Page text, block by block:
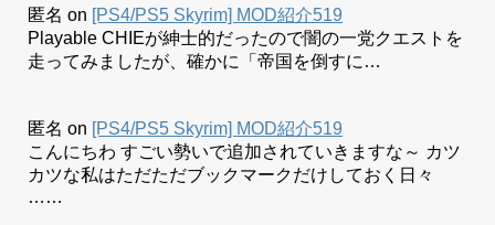
匿名 on [PS4/PS5 Skyrim] MOD紹介519
Playable CHIEが紳士的だったので闇の一党クエストを
走ってみましたが、確かに「帝国を倒すに…
匿名 on [PS4/PS5 Skyrim] MOD紹介519
こんにちわ すごい勢いで追加されていきますな～ カツ
カツな私はただただブックマークだけしておく日々
……